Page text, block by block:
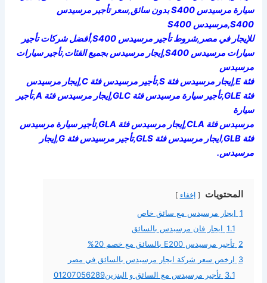
سيارة مرسيدس S400 بدون سائق,سعر تأجير مرسيدس
S400,مرسيدس S400
للإيجار في مصر,شروط تأجير مرسيدس S400,أفضل شركات تأجير
سيارات مرسيدس S400,إيجار مرسيدس بجميع الفئات,تأجير سيارات
مرسيدس
فئة E,إيجار مرسيدس فئة S,تأجير مرسيدس فئة C,إيجار مرسيدس
فئة GLE,تأجير سيارة مرسيدس فئة GLC,إيجار مرسيدس فئة A,تأجير
سيارة
مرسيدس فئة CLA,إيجار مرسيدس فئة GLA,تأجير سيارة مرسيدس
فئة GLB,ايجار مرسيدس فئة GLS,تأجير مرسيدس فئة G,إيجار
مرسيدس.
المحتويات إخفاء
1 ايجار مرسيدس مع سائق خاص
1.1 ايجار فان مرسيدس بالسائق
2 تأجير مرسيدس E200 بالسائق مع خصم 20%
3 ارخص سعر شركة ايجار مرسيدس بالسائق في مصر
3.1 تأجير مرسيدس مع السائق و البنزين01207056289